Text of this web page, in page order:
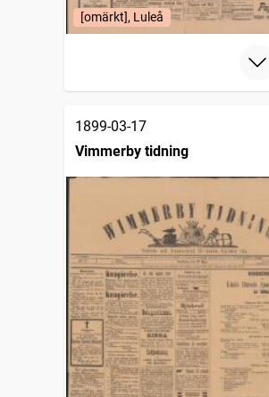
[omärkt], Luleå
1899-03-17
Vimmerby tidning